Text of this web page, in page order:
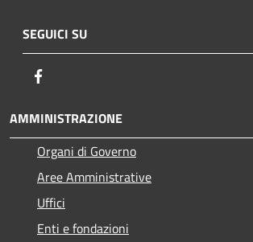
SEGUICI SU
AMMINISTRAZIONE
Organi di Governo
Aree Amministrative
Uffici
Enti e fondazioni